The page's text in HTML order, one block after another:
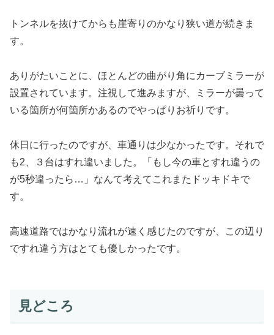
トンネルを抜けてからも崖寄りのかなり狭い道が続きま
す。
ありがたいことに、ほとんどの曲がり角にカーブミラーが
設置されています。注視して進みますが、ミラーが曇って
いる箇所が何箇所かあるのでやっぱりお祈りです。
休日に行ったのですが、車通りは少なかったです。それで
も2、３台はすれ違いました。「もし今の車とすれ違うの
が5秒違ったら…」なんて考えてこれまたドッキドキで
す。
高速道路ではかなり流れが速く感じたのですが、この辺り
ですれ違う方はとても優しかったです。
見どころ